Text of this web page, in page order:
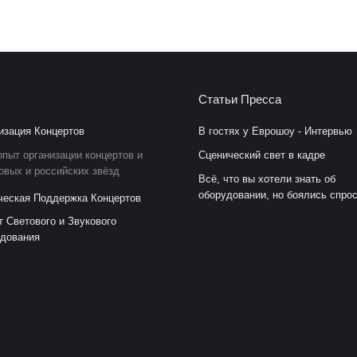
Концертов
организации концертов и
и российских звёзд
Поддержка Концертов
Светового и Звукового
Статьи Пресса
В гостях у Еврошоу - Интервью
Сценический свет в кадре
Всё, что вы хотели знать об
оборудовании, но боялись